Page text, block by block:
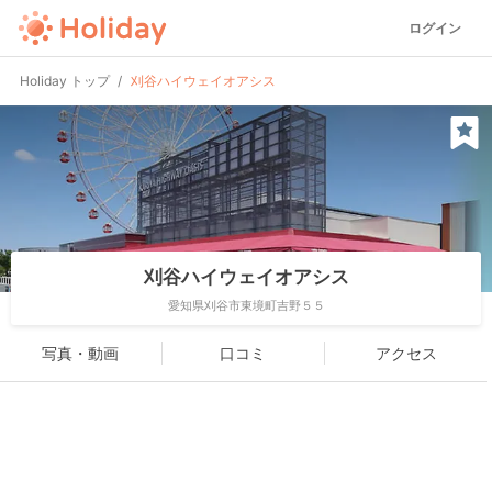
ログイン
Holiday トップ 刈谷ハイウェイオアシス
刈谷ハイウェイオアシス
愛知県刈谷市東境町吉野５５
写真・動画 口コミ アクセス